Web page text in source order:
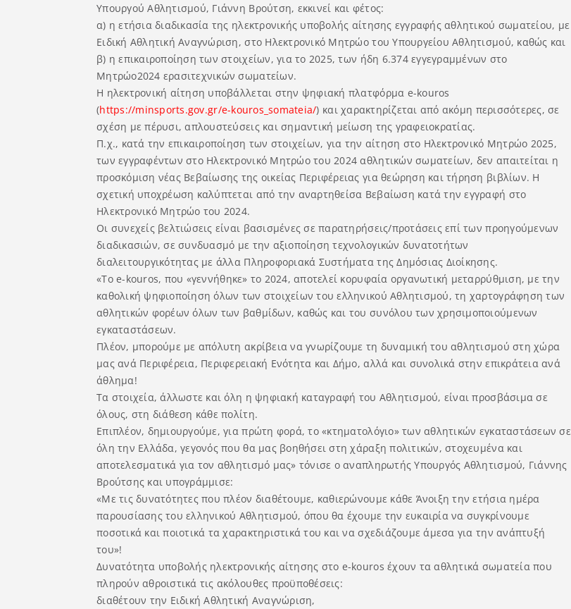
Υπουργού Αθλητισμού, Γιάννη Βρούτση, εκκινεί και φέτος:
α) η ετήσια διαδικασία της ηλεκτρονικής υποβολής αίτησης εγγραφής αθλητικού σωματείου, με
Ειδική Αθλητική Αναγνώριση, στο Ηλεκτρονικό Μητρώο του Υπουργείου Αθλητισμού, καθώς και
β) η επικαιροποίηση των στοιχείων, για το 2025, των ήδη 6.374 εγγεγραμμένων στο
Μητρώο2024 ερασιτεχνικών σωματείων.
Η ηλεκτρονική αίτηση υποβάλλεται στην ψηφιακή πλατφόρμα e-kouros
(https://minsports.gov.gr/e-kouros_somateia/) και χαρακτηρίζεται από ακόμη περισσότερες, σε
σχέση με πέρυσι, απλουστεύσεις και σημαντική μείωση της γραφειοκρατίας.
Π.χ., κατά την επικαιροποίηση των στοιχείων, για την αίτηση στο Ηλεκτρονικό Μητρώο 2025,
των εγγραφέντων στο Ηλεκτρονικό Μητρώο του 2024 αθλητικών σωματείων, δεν απαιτείται η
προσκόμιση νέας Βεβαίωσης της οικείας Περιφέρειας για θεώρηση και τήρηση βιβλίων. Η
σχετική υποχρέωση καλύπτεται από την αναρτηθείσα Βεβαίωση κατά την εγγραφή στο
Ηλεκτρονικό Μητρώο του 2024.
Οι συνεχείς βελτιώσεις είναι βασισμένες σε παρατηρήσεις/προτάσεις επί των προηγούμενων
διαδικασιών, σε συνδυασμό με την αξιοποίηση τεχνολογικών δυνατοτήτων
διαλειτουργικότητας με άλλα Πληροφοριακά Συστήματα της Δημόσιας Διοίκησης.
«Το e-kouros, που «γεννήθηκε» το 2024, αποτελεί κορυφαία οργανωτική μεταρρύθμιση, με την
καθολική ψηφιοποίηση όλων των στοιχείων του ελληνικού Αθλητισμού, τη χαρτογράφηση των
αθλητικών φορέων όλων των βαθμίδων, καθώς και του συνόλου των χρησιμοποιούμενων
εγκαταστάσεων.
Πλέον, μπορούμε με απόλυτη ακρίβεια να γνωρίζουμε τη δυναμική του αθλητισμού στη χώρα
μας ανά Περιφέρεια, Περιφερειακή Ενότητα και Δήμο, αλλά και συνολικά στην επικράτεια ανά
άθλημα!
Τα στοιχεία, άλλωστε και όλη η ψηφιακή καταγραφή του Αθλητισμού, είναι προσβάσιμα σε
όλους, στη διάθεση κάθε πολίτη.
Επιπλέον, δημιουργούμε, για πρώτη φορά, το «κτηματολόγιο» των αθλητικών εγκαταστάσεων σε
όλη την Ελλάδα, γεγονός που θα μας βοηθήσει στη χάραξη πολιτικών, στοχευμένα και
αποτελεσματικά για τον αθλητισμό μας» τόνισε ο αναπληρωτής Υπουργός Αθλητισμού, Γιάννης
Βρούτσης και υπογράμμισε:
«Με τις δυνατότητες που πλέον διαθέτουμε, καθιερώνουμε κάθε Άνοιξη την ετήσια ημέρα
παρουσίασης του ελληνικού Αθλητισμού, όπου θα έχουμε την ευκαιρία να συγκρίνουμε
ποσοτικά και ποιοτικά τα χαρακτηριστικά του και να σχεδιάζουμε άμεσα για την ανάπτυξή
του»!
Δυνατότητα υποβολής ηλεκτρονικής αίτησης στο e-kouros έχουν τα αθλητικά σωματεία που
πληρούν αθροιστικά τις ακόλουθες προϋποθέσεις:
διαθέτουν την Ειδική Αθλητική Αναγνώριση,